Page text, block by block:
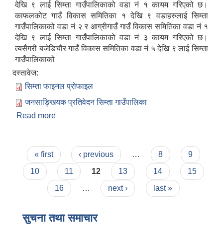
देखि ९ लाई सिम्ता गाउँपालिकाको वडा नं १ कायम गरिएको छ।
काफलकोट गाउँ विकास समितिका १ देखि ९ वडाहरुलाई सिम्ता
गाउँपालिकाको वडा नं २ र आग्रीगाउँ गाउँ विकास समितिका वडा नं १
देखि ९ लाई सिम्ता गाउँपालिकाको वडा नं ३ कायम गरिएको छ।
त्यसैगरी बजेडिचौर गाउँ विकास समितिका वडा नं ५ देखि ९ लाई सिम्ता
गाउँपालिकाको
दस्तावेज:
सिम्ता फाइनल प्रोफाइल
जनसाङ्खियक प्रतिवेदन सिम्ता गाउँपालिका
Read more
Pages
« first ‹ previous … 8
9
10
11 12 13 14
15
16
… next › last »
सुचना तथा समाचार